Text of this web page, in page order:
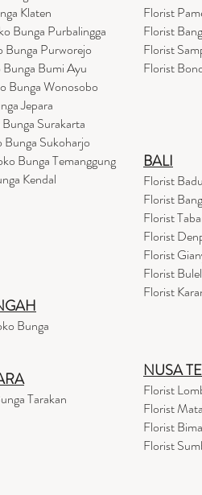
Klaten
Bunga Purbalingga
Bunga Purworejo
Bumi Ayu
Bunga Wonosobo
Jepara
Surakarta
Sukoharjo
Bunga Temanggung
Kendal
Bunga
Tarakan
Florist
Florist
Florist
Florist
BALI
Florist
Florist
Florist
Florist
Florist
Florist
Florist
NUSA
Florist
Florist
Florist
Florist